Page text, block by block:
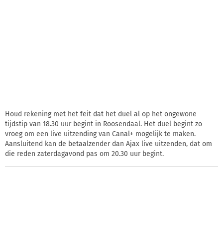
Houd rekening met het feit dat het duel al op het ongewone
tijdstip van 18.30 uur begint in Roosendaal. Het duel begint zo
vroeg om een live uitzending van Canal+ mogelijk te maken.
Aansluitend kan de betaalzender dan Ajax live uitzenden, dat om
die reden zaterdagavond pas om 20.30 uur begint.